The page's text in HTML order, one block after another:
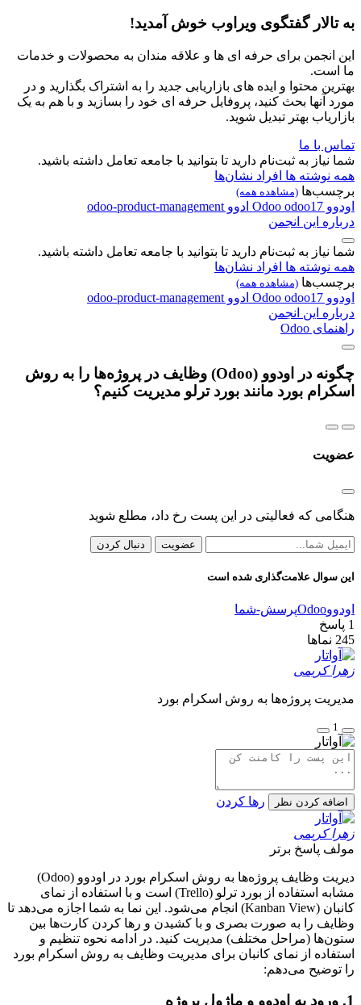
به تالار گفتگوی ویراوب خوش آمدید!
این انجمن برای حرفه ای ها و علاقه مندان به محصولات و خدمات
ما است.
بهترین محتوا و ایده های بازاریابی جدید را به اشتراک بگذارید و در
مورد آنها بحث کنید، پروفایل حرفه ای خود را بسازید و با هم به یک
بازاریاب بهتر تبدیل شوید.
تماس با ما
شما نیاز به ثبت‌نام دارید تا بتوانید با جامعه تعامل داشته باشید.
همه نوشته ها افراد نشان‌ها
برچسب‌ها (مشاهده همه)
اودوو Odoo odoo17 ادوو odoo-product-management
درباره این انجمن
شما نیاز به ثبت‌نام دارید تا بتوانید با جامعه تعامل داشته باشید.
همه نوشته ها افراد نشان‌ها
برچسب‌ها (مشاهده همه)
اودوو Odoo odoo17 ادوو odoo-product-management
درباره این انجمن
راهنمای Odoo
چگونه در اودوو (Odoo) وظایف در پروژه‌ها را به روش
اسکرام بورد مانند بورد ترلو مدیریت کنیم؟
عضویت
هنگامی که فعالیتی در این پست رخ داد، مطلع شوید
عضویت دنبال کردن
این سوال علامت‌گذاری شده است
اودووOdooپرسش-شما
1 پاسخ
245 نماها
زهرا کریمی
مدیریت پروژه‌ها به روش اسکرام بورد
1
اضافه کردن نظر رها کردن
زهرا کریمی
مولف پاسخ برتر
دیریت وظایف پروژه‌ها به روش اسکرام بورد در اودوو (Odoo)
مشابه استفاده از بورد ترلو (Trello) است و با استفاده از نمای
کانبان (Kanban View) انجام می‌شود. این نما به شما اجازه می‌دهد تا
وظایف را به صورت بصری و با کشیدن و رها کردن کارت‌ها بین
ستون‌ها (مراحل مختلف) مدیریت کنید. در ادامه نحوه تنظیم و
استفاده از نمای کانبان برای مدیریت وظایف به روش اسکرام بورد
را توضیح می‌دهم:
1. ورود به اودوو و ماژول پروژه